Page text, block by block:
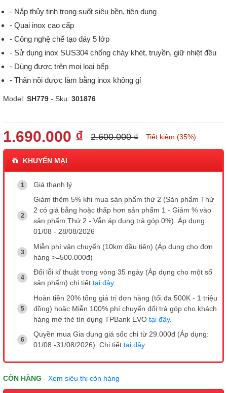
- Nắp thủy tinh trong suốt siêu bền, tiện dụng
- Quai inox cao cấp
- Công nghệ chế tạo đáy 5 lớp
- Sử dụng inox SUS304 chống cháy khét, truyền, giữ nhiệt đều
- Dùng được trên mọi loại bếp
- Thân nồi được làm bằng inox không gỉ
Model: SH779 - Sku: 301876
1.690.000 ₫ 2.600.000 ₫ Tiết kiệm (35%)
KHUYẾN MẠI
Giá thanh lý
Giảm thêm 5% khi mua sản phẩm thứ 2 (Sản phẩm Thứ
2 có giá bằng hoặc thấp hơn sản phẩm 1 - Giảm % vào
sản phẩm Thứ 2 - Vẫn áp dụng trả góp 0%). Áp dụng:
01/08 - 28/08/2026
Miễn phí vận chuyển (10km đầu tiên) (Áp dụng cho đơn
hàng >=500.000đ)
Đổi lỗi kĩ thuật trong vòng 35 ngày (Áp dụng cho một số
sản phẩm) chi tiết tại đây
Hoàn tiền 20% tổng giá trị đơn hàng (tối đa 500K - 1 triệu
đồng) hoặc Miễn 100% phí chuyển đổi trả góp cho khách
hàng mở thẻ tín dụng TPBank EVO tại đây.
Quyền mua Gia dụng giá sốc chỉ từ 29.000đ (Áp dụng:
01/08 -31/08/2026). Chi tiết tại đây.
CÒN HÀNG - Xem siêu thị còn hàng